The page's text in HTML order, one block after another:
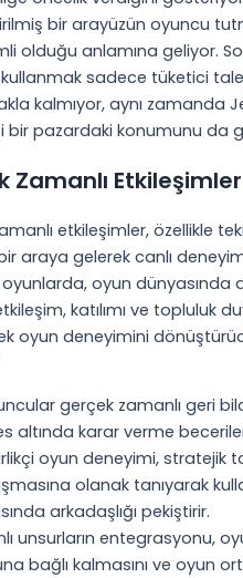
bir arayüzün oyuncu
olduğu anlamına geliyor.
kullanmak sadece tüketici
kalmıyor, aynı zamanda
bir pazardaki konumunu da
Zamanlı Etkileşimler
etkileşimler, özellikle
araya gelerek canlı
oyun dünyasında
katılımı ve topluluk
oyun deneyimini
gerçek zamanlı geri
altında karar verme
oyun deneyimi, stratejik
olanak tanıyarak
arkadaşlığı pekiştirir.
unsurların entegrasyonu,
bağlı kalmasını ve oyun